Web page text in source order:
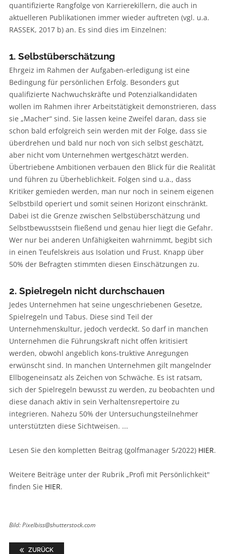
quantifizierte Rangfolge von Karrierekillern, die auch in
aktuelleren Publikationen immer wieder auftreten (vgl. u.a.
RASSEK, 2017 b) an. Es sind dies im Einzelnen:
1. Selbstüberschätzung
Ehrgeiz im Rahmen der Aufgaben-erledigung ist eine
Bedingung für persönlichen Erfolg. Besonders gut
qualifizierte Nachwuchskräfte und Potenzialkandidaten
wollen im Rahmen ihrer Arbeitstätigkeit demonstrieren, dass
sie „Macher“ sind. Sie lassen keine Zweifel daran, dass sie
schon bald erfolgreich sein werden mit der Folge, dass sie
überdrehen und bald nur noch von sich selbst geschätzt,
aber nicht vom Unternehmen wertgeschätzt werden.
Übertriebene Ambitionen verbauen den Blick für die Realität
und führen zu Überheblichkeit. Folgen sind u.a., dass
Kritiker gemieden werden, man nur noch in seinem eigenen
Selbstbild operiert und somit seinen Horizont einschränkt.
Dabei ist die Grenze zwischen Selbstüberschätzung und
Selbstbewusstsein fließend und genau hier liegt die Gefahr.
Wer nur bei anderen Unfähigkeiten wahrnimmt, begibt sich
in einen Teufelskreis aus Isolation und Frust. Knapp über
50% der Befragten stimmten diesen Einschätzungen zu.
2. Spielregeln nicht durchschauen
Jedes Unternehmen hat seine ungeschriebenen Gesetze,
Spielregeln und Tabus. Diese sind Teil der
Unternehmenskultur, jedoch verdeckt. So darf in manchen
Unternehmen die Führungskraft nicht offen kritisiert
werden, obwohl angeblich kons-truktive Anregungen
erwünscht sind. In manchen Unternehmen gilt mangelnder
Ellbogeneinsatz als Zeichen von Schwäche. Es ist ratsam,
sich der Spielregeln bewusst zu werden, zu beobachten und
diese danach aktiv in sein Verhaltensrepertoire zu
integrieren. Nahezu 50% der Untersuchungsteilnehmer
unterstützten diese Sichtweisen. ...
Lesen Sie den kompletten Beitrag (golfmanager 5/2022) HIER.
Weitere Beiträge unter der Rubrik „Profi mit Persönlichkeit"
finden Sie HIER.
Bild: Pixelbiss@shutterstock.com
ZURÜCK